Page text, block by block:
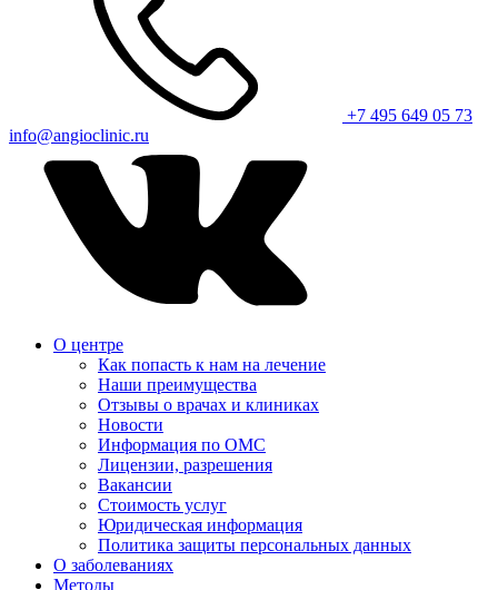
+7 495 649 05 73
info@angioclinic.ru
О центре
Как попасть к нам на лечение
Наши преимущества
Отзывы о врачах и клиниках
Новости
Информация по ОМС
Лицензии, разрешения
Вакансии
Стоимость услуг
Юридическая информация
Политика защиты персональных данных
О заболеваниях
Методы